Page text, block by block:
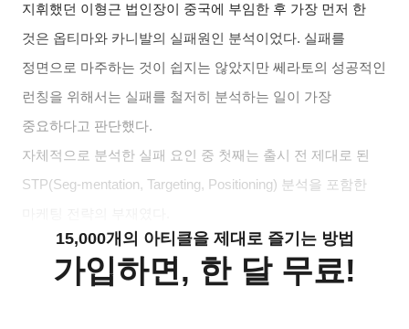
지휘했던 이형근 법인장이 중국에 부임한 후 가장 먼저 한
것은 옵티마와 카니발의 실패원인 분석이었다. 실패를
정면으로 마주하는 것이 쉽지는 않았지만 쎄라토의 성공적인
런칭을 위해서는 실패를 철저히 분석하는 일이 가장
중요하다고 판단했다.
자체적으로 분석한 실패 요인 중 첫째는 출시 전 제대로 된
STP(Seg-mentation, Targeting, Positioning) 분석을 포함한
15,000개의 아티클을 제대로 즐기는 방법
가입하면, 한 달 무료!